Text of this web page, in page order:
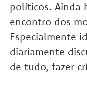
políticos. Ainda
encontro dos
Especialmente
diariamente
de tudo, fazer